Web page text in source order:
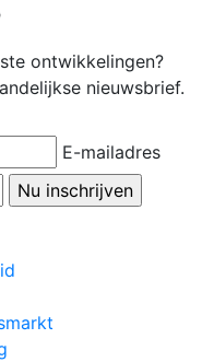
ontwikkelingen?
nieuwsbrief.
E-mailadres